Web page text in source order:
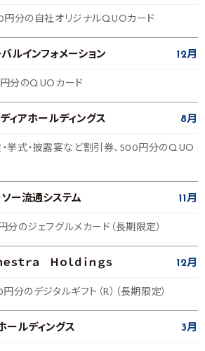
分の自社オリジナルQUOカード
ルインフォメーション 12月
分のQUOカード
ィアホールディングス 8月
挙式・披露宴など割引券、500円分のQUO
ー流通システム 11月
分のジェフグルメカード（長期限定）
ｅｓｔｒａ Ｈｏｌｄｉｎｇｓ 12月
分のデジタルギフト（R）（長期限定）
ールディングス 3月